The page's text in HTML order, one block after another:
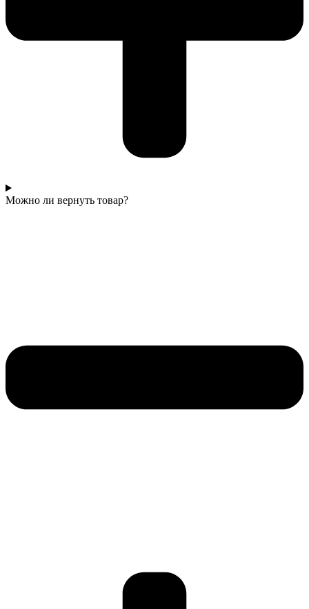
Можно ли вернуть товар?